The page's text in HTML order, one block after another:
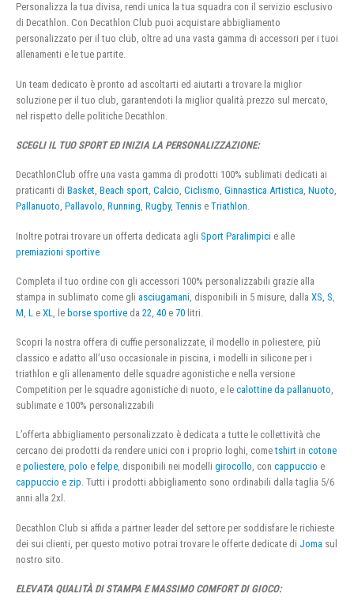
Personalizza la tua divisa, rendi unica la tua squadra con il servizio esclusivo
di Decathlon. Con Decathlon Club puoi acquistare abbigliamento
personalizzato per il tuo club, oltre ad una vasta gamma di accessori per i tuoi
allenamenti e le tue partite.
Un team dedicato è pronto ad ascoltarti ed aiutarti a trovare la miglior
soluzione per il tuo club, garantendoti la miglior qualità prezzo sul mercato,
nel rispetto delle politiche Decathlon.
SCEGLI IL TUO SPORT ED INIZIA LA PERSONALIZZAZIONE:
DecathlonClub offre una vasta gamma di prodotti 100% sublimati dedicati ai
praticanti di Basket, Beach sport, Calcio, Ciclismo, Ginnastica Artistica, Nuoto,
Pallanuoto, Pallavolo, Running, Rugby, Tennis e Triathlon.
Inoltre potrai trovare un offerta dedicata agli Sport Paralimpici e alle
premiazioni sportive
Completa il tuo ordine con gli accessori 100% personalizzabili grazie alla
stampa in sublimato come gli asciugamani , disponibili in 5 misure, dalla XS S
M L e XL , le borse sportive da 22 40 e 70 litri.
Scopri la nostra offera di cuffie personalizzate, il modello in poliestere, più
classico e adatto all’uso occasionale in piscina, i modelli in silicone per i
triathlon e gli allenamento delle squadre agonistiche e nella versione
Competition per le squadre agonistiche di nuoto, e le calottine da pallanuoto,
sublimate e 100% personalizzabili
L’offerta abbigliamento personalizzato è dedicata a tutte le collettività che
cercano dei prodotti da rendere unici con i proprio loghi, cometshirt in cotone
e poliestere, polo e felpe, disponibili nei modelli girocollo, con cappuccio e
cappuccio e zip. Tutti i prodotti abbigliamento sono ordinabili dalla taglia 5/6
anni alla 2xl.
Decathlon Club si affida a partner leader del settore per soddisfare le richieste
dei sui clienti, per questo motivo potrai trovare le offerte dedicate di Joma sul
nostro sito.
ELEVATA QUALITÀ DI STAMPA E MASSIMO COMFORT DI GIOCO: